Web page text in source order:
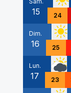
15 24
Dim.
16 25
Lun.
17 23